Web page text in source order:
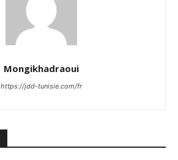
Mongikhadraoui
https://jdd-tunisie.com/fr